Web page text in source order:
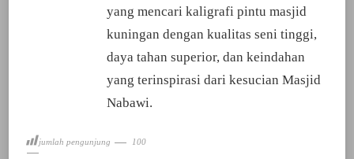
yang mencari kaligrafi pintu masjid
kuningan dengan kualitas seni tinggi,
daya tahan superior, dan keindahan
yang terinspirasi dari kesucian Masjid
Nabawi.
jumlah pengunjung 100